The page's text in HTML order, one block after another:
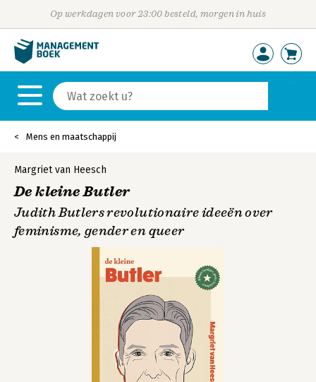
Op werkdagen voor 23:00 besteld, morgen in huis
Mens en maatschappij
Margriet van Heesch
De kleine Butler
Judith Butlers revolutionaire ideeën over
feminisme, gender en queer